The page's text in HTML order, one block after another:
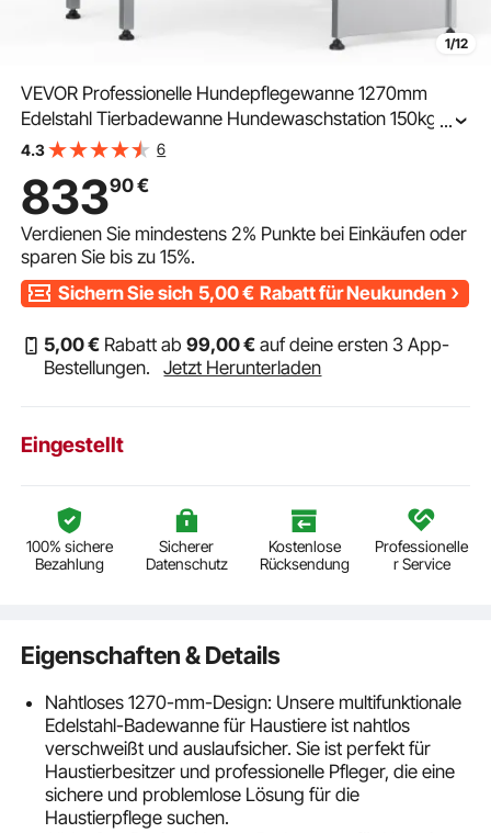
1/12
VEVOR Professionelle Hundepflegewanne 1270mm
Edelstahl Tierbadewanne Hundewaschstation 150kg
Hunden Pflege Dusche Hundewaschanlage
Waschwanne
...
4.3 6
83390€
Verdienen Sie mindestens2% Punkte bei Einkäufen oder
sparen Sie bis zu15%.
Sichern Sie sich 5,00€ Rabatt für Neukunden
5,00€ Rabatt ab99,00€ auf deine ersten 3 App-
Bestellungen.
Jetzt Herunterladen
Eingestellt
100% sichere
Bezahlung
Sicherer
Datenschutz
Kostenlose
Rücksendung
Professionelle
r Service
Eigenschaften & Details
Nahtloses 1270-mm-Design: Unsere multifunktionale
Edelstahl-Badewanne für Haustiere ist nahtlos
verschweißt und auslaufsicher. Sie ist perfekt für
Haustierbesitzer und professionelle Pfleger, die eine
sichere und problemlose Lösung für die
Haustierpflege suchen.